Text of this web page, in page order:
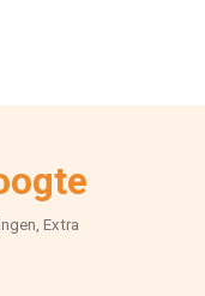
Extra